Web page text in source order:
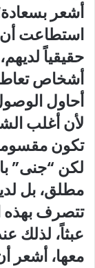
أشعر
استطاعت أن
حقيقياً
أشخاص
أحاول
لأن أغلب
تكون
لكن “جنى”
مطلق، بل
تتصرف بهذه
عبثاً، لذلك
معها، أشعر